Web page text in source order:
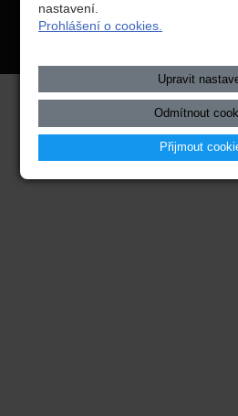
nastavení.
Prohlášení o cookies.
Upravit
Odmítnout
Přijmout